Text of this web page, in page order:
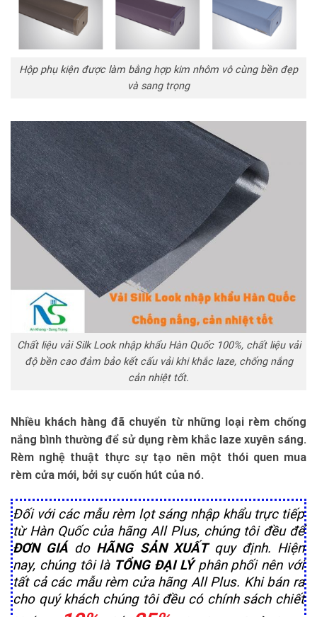
Hộp phụ kiện được làm bằng hợp kim nhôm vô cùng bền đẹp
và sang trọng
Chất liệu vải Silk Look nhập khẩu Hàn Quốc 100%, chất liệu vải
độ bền cao đảm bảo kết cấu vải khi khắc laze, chống nắng
cản nhiệt tốt.
Nhiều khách hàng đã chuyển từ những loại rèm chống
nắng bình thường để sử dụng rèm khắc laze xuyên sáng.
Rèm nghệ thuật thực sự tạo nên một thói quen mua
rèm cửa mới, bởi sự cuốn hút của nó.
Đối với các mẫu rèm lọt sáng nhập khẩu trực tiếp
từ Hàn Quốc của hãng All Plus, chúng tôi đều để
ĐƠN GIÁ do HÃNG SẢN XUẤTquy định. Hiện
nay, chúng tôi là TỔNG ĐẠI LÝphân phối nên với
tất cả các mẫu rèm cửa hãng All Plus. Khi bán ra
cho quý khách chúng tôi đều có chính sách chiết